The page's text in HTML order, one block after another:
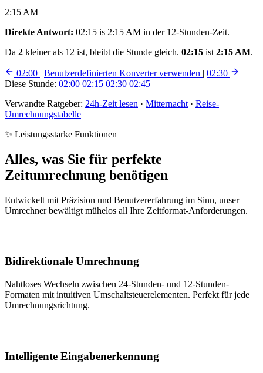
2:15 AM
Direkte Antwort: 02:15 is 2:15 AM in der 12-Stunden-Zeit.
Da 2 kleiner als 12 ist, bleibt die Stunde gleich. 02:15 ist 2:15 AM.
02:00 | Benutzerdefinierten Konverter verwenden | 02:30
Diese Stunde: 02:00 02:15 02:30 02:45
Verwandte Ratgeber: 24h-Zeit lesen · Mitternacht · Reise-
Umrechnungstabelle
✨ Leistungsstarke Funktionen
Alles, was Sie für perfekte
Zeitumrechnung benötigen
Entwickelt mit Präzision und Benutzererfahrung im Sinn, unser
Umrechner bewältigt mühelos all Ihre Zeitformat-Anforderungen.
Bidirektionale Umrechnung
Nahtloses Wechseln zwischen 24-Stunden- und 12-Stunden-
Formaten mit intuitiven Umschaltsteuerelementen. Perfekt für jede
Umrechnungsrichtung.
Intelligente Eingabenerkennung